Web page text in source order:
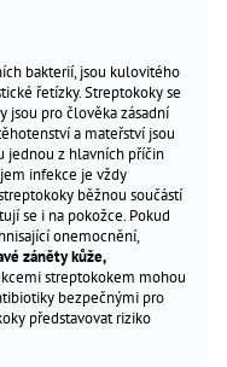
bakterií, jsou kulovitého
řetízky. Streptokoky se
jsou pro člověka zásadní
a mateřství jsou
jednou z hlavních příčin
infekce je vždy
běžnou součástí
se i na pokožce. Pokud
onemocnění,
záněty kůže,
streptokokem mohou
bezpečnými pro
představovat riziko